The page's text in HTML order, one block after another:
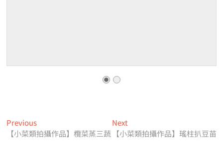
文
章
PreviousPrevious
post:
【小菜類拍攝作品】欖菜蒸三蔬
NextNext
post:
【小菜類拍攝作品】瑤柱扒豆苗